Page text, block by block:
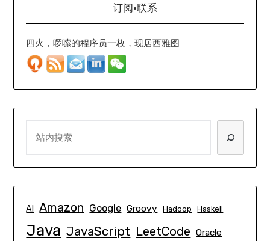
订阅·联系
四火，啰嗦的程序员一枚，现居西雅图
AI Amazon Google Groovy Hadoop Haskell
Java JavaScript LeetCode Oracle